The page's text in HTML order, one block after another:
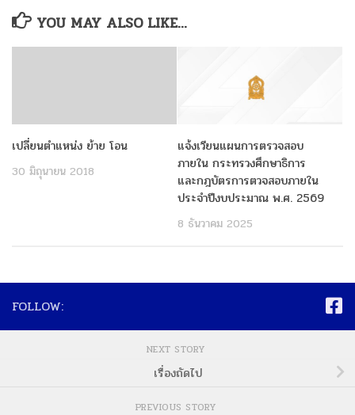
YOU MAY ALSO LIKE...
เปลี่ยนตำแหน่ง ย้าย โอน
30 มิถุนายน 2018
แจ้งเวียนแผนการตรวจสอบ
ภายใน กระทรวงศึกษาธิการ
และกฎบัตรการตวจสอบภายใน
ประจำปีงบประมาณ พ.ศ. 2569
8 ธันวาคม 2025
FOLLOW:
NEXT STORY
เรื่องถัดไป
PREVIOUS STORY